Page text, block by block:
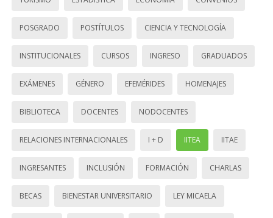
POSGRADO POSTÍTULOS CIENCIA Y TECNOLOGÍA
INSTITUCIONALES CURSOS INGRESO GRADUADOS
EXÁMENES GÉNERO EFEMÉRIDES HOMENAJES
BIBLIOTECA DOCENTES NODOCENTES
RELACIONES INTERNACIONALES I + D IITEA IITAE
INGRESANTES INCLUSIÓN FORMACIÓN CHARLAS
BECAS BIENESTAR UNIVERSITARIO LEY MICAELA